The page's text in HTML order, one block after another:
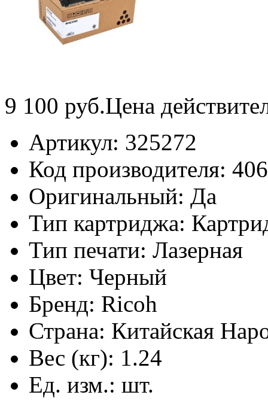
9 100 руб.Цена
Артикул: 325272
Код производителя:
Оригинальный: Да
Тип картриджа:
Тип печати: Лазерная
Цвет: Черный
Бренд: Ricoh
Страна: Китайская
Вес (кг): 1.24
Ед. изм.: шт.